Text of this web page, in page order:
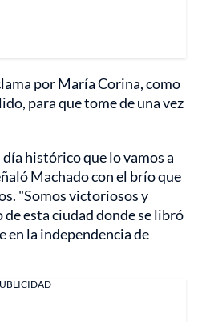
por María Corina, como
para que tome de una vez
histórico que lo vamos a
Machado con el brío que
"Somos victoriosos y
esta ciudad donde se libró
en la independencia de